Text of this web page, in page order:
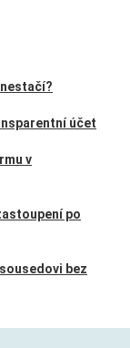
účet
v
po
bez